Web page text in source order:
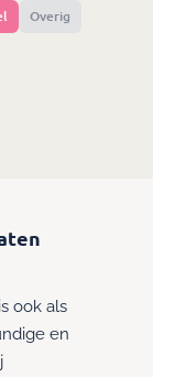
Overig
ook als
en